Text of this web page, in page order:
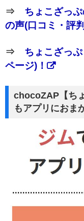
⇒ ちょこざっ
の声(口コミ・評
⇒ ちょこざっ
ページ)！
chocoZAP【ち
もアプリにおま